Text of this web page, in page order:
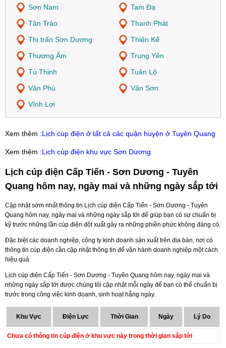
Sơn Nam
Tam Đa
Tân Trào
Thanh Phát
Thị trấn Sơn Dương
Thiện Kế
Thương Ấm
Trung Yên
Tú Thịnh
Tuân Lộ
Văn Phú
Vân Sơn
Vĩnh Lợi
Xem thêm :Lịch cúp điện ở tất cả các quận huyện ở Tuyên Quang
Xem thêm :Lịch cúp điện khu vực Sơn Dương
Lịch cúp điện Cấp Tiến - Sơn Dương - Tuyên
Quang hôm nay, ngày mai và những ngày sắp tới
Cập nhật sớm nhất thông tin Lịch cúp điện Cấp Tiến - Sơn Dương - Tuyên
Quang hôm nay, ngày mai và những ngày sắp tới để giúp bạn có sự chuẩn bị
kỹ trước những lần cúp điện đột xuất gây ra những phiền phức không đáng có.
Đặc biệt các doanh nghiệp, công ty kinh doanh sản xuất trên địa bàn, nơi có
thông tin cúp điện cần cập nhật thông tin để vận hành doanh nghiệp một cách
hiệu quả.
Lịch cúp điện Cấp Tiến - Sơn Dương - Tuyên Quang hôm nay, ngày mai và
những ngày sắp tới được chúng tôi cập nhật mỗi ngày để bạn có thể chuẩn bị
trước trong công việc kinh doanh, sinh hoạt hằng ngày.
Khu Vực Điện Lực Thời Gian Ngày Lý Do
Chưa có thông tin cúp điện ở khu vực này trong thời gian sắp tới